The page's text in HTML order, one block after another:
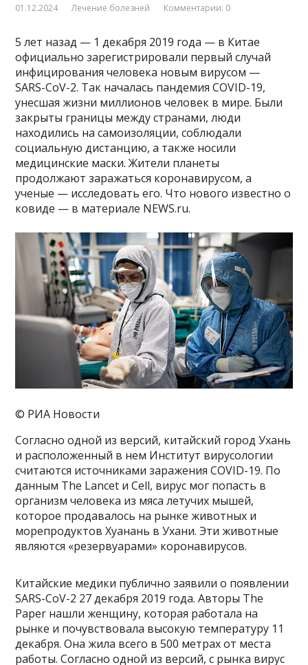
01.12.2024 Лечение болезней Комментарии: 0
5 лет назад — 1 декабря 2019 года — в Китае
официально зарегистрировали первый случай
инфицирования человека новым вирусом —
SARS-CoV-2. Так началась пандемия COVID-19,
унесшая жизни миллионов человек в мире. Были
закрыты границы между странами, люди
находились на самоизоляции, соблюдали
социальную дистанцию, а также носили
медицинские маски. Жители планеты
продолжают заражаться коронавирусом, а
ученые — исследовать его. Что нового известно о
ковиде — в материале NEWS.ru.
© РИА Новости
Согласно одной из версий, китайский город Ухань
и расположенный в нем Институт вирусологии
считаются источниками заражения COVID-19. По
данным The Lancet и Cell, вирус мог попасть в
организм человека из мяса летучих мышей,
которое продавалось на рынке животных и
морепродуктов Хуанань в Ухани. Эти животные
являются «резервуарами» коронавирусов.
Китайские медики публично заявили о появлении
SARS-CoV-2 27 декабря 2019 года. Авторы The
Paper нашли женщину, которая работала на
рынке и почувствовала высокую температуру 11
декабря. Она жила всего в 500 метрах от места
работы. Согласно одной из версий, с рынка вирус